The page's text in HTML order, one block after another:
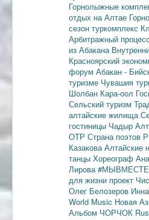
Горнолыжные
отдых на Алтае
сезон туркомплекс
Арбитражный процесс
из Абакана
Красноярский
форум Абакан -
туризме Чувашия
Шолбан Кара-оол
Сельский туризм
алтайские жилища
гостиницы Чадыр
ОТР Страна поэтов
КазаковаАлтайские
танцы Хореограф
Лирова#МЫВМЕСТЕ
для жизни проект
Олег Белозеров
World Music Новая
Альбом ЧОРЧОК